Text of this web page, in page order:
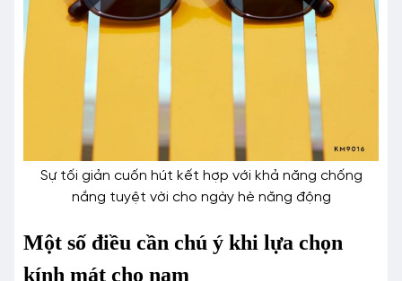
Sự tối giản cuốn hút kết hợp với khả năng chống
nắng tuyệt vời cho ngày hè năng động
Một số điều cần chú ý khi lựa chọn
kính mát cho nam